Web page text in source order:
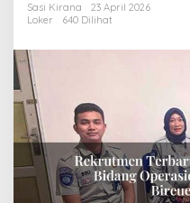
Jasa
di
Sasi Kirana
23 April 2026
Loker
640 Dilihat